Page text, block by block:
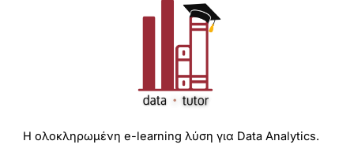
Η ολοκληρωμένη e-learning λύση για Data Analytics.